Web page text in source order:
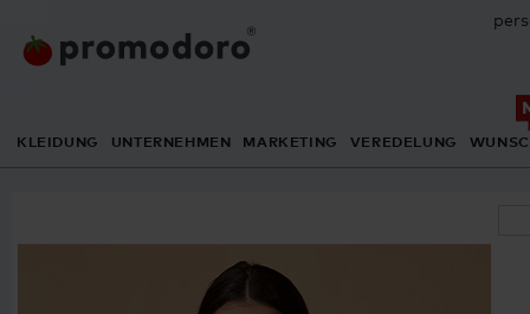
KLEIDUNG UNTERNEHMEN MARKETING VEREDELUNG